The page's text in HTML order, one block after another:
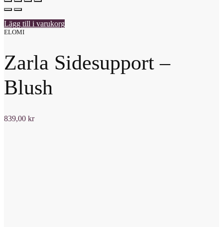
Lägg till i varukorg
ELOMI
Zarla Sidesupport –
Blush
839,00 kr